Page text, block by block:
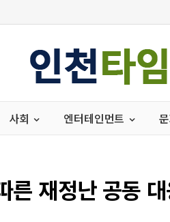
사회 엔터테인먼트
른 재정난 공동